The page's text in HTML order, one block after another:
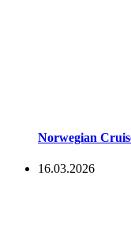
Norwegian
16.03.2026